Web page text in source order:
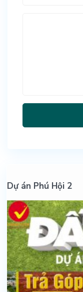
Dự án Phú Hội 2